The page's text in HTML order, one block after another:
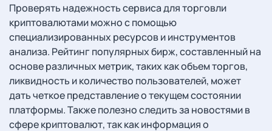
Проверять надежность сервиса для торговли
криптовалютами можно с помощью
специализированных ресурсов и инструментов
анализа. Рейтинг популярных бирж, составленный на
основе различных метрик, таких как объем торгов,
ликвидность и количество пользователей, может
дать четкое представление о текущем состоянии
платформы. Также полезно следить за новостями в
сфере криптовалют, так как информация о